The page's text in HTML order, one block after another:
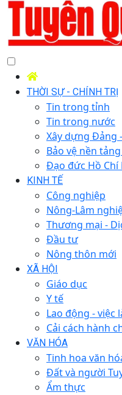
THỜI SỰ - CHÍNH TRỊ
Tin trong tỉnh
Tin trong nước
Xây dựng Đảng
Bảo vệ nền
Đạo đức Hồ Chí
KINH TẾ
Công nghiệp
Nông-Lâm
Thương mại -
Đầu tư
Nông thôn mới
XÃ HỘI
Giáo dục
Y tế
Lao động - việc
Cải cách hành
VĂN HÓA
Tinh hoa văn
Đất và người
Ẩm thực